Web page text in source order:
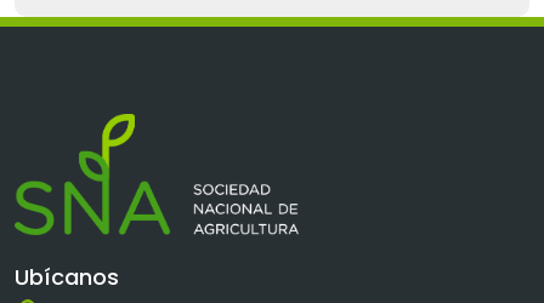
Ubícanos